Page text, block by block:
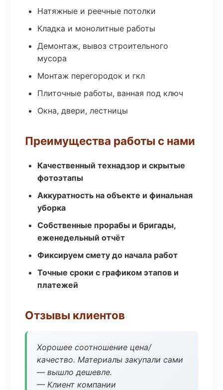
Натяжные и реечные потолки
Кладка и монолитные работы
Демонтаж, вывоз строительного
мусора
Монтаж перегородок и гкл
Плиточные работы, ванная под ключ
Окна, двери, лестницы
Преимущества работы с нами
Качественный технадзор и скрытые
фотоэтапы
Аккуратность на объекте и финальная
уборка
Собственные прорабы и бригады,
еженедельный отчёт
Фиксируем смету до начала работ
Точные сроки с графиком этапов и
платежей
Отзывы клиентов
Хорошее соотношение цена/
качество. Материалы закупали сами
— вышло дешевле.
— Клиент компании